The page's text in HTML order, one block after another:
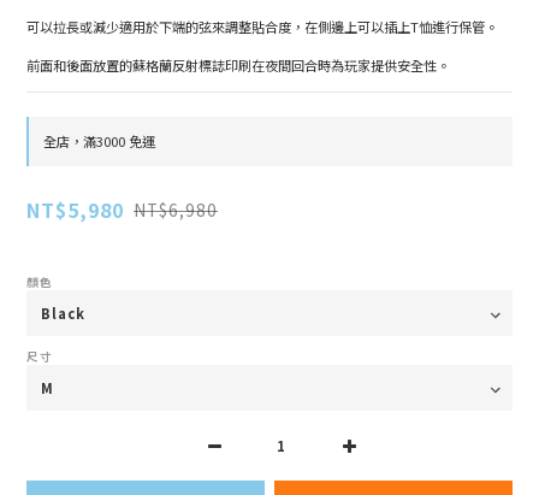
可以拉長或減少適用於下端的弦來調整貼合度，在側邊上可以插上T恤進行保管。
前面和後面放置的蘇格蘭反射標誌印刷在夜間回合時為玩家提供安全性。
全店，滿3000 免運
NT$5,980 NT$6,980
顏色
尺寸